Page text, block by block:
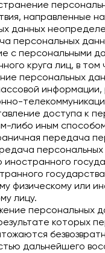
направленные
данных
персональных
с персональными
круга лиц, в том
персональных
доступа к
либо иным
передача
персональных
физическому или
лицу.
персональных
которых
дальнейшего